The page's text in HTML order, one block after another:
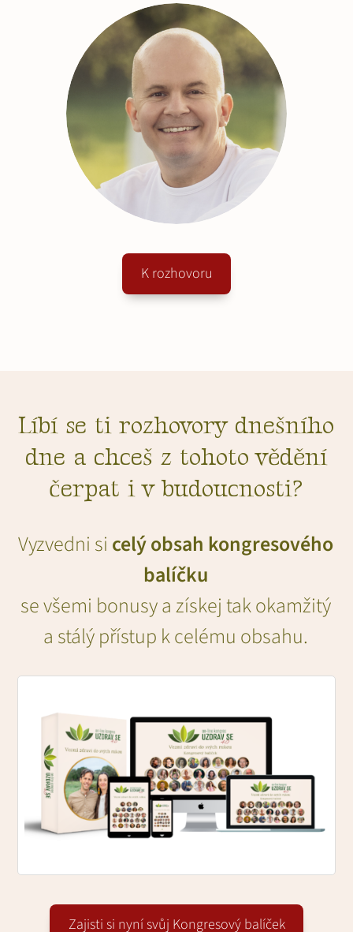
K rozhovoru
Líbí se ti rozhovory dnešního
dne a chceš z tohoto vědění
čerpat i v budoucnosti?
Vyzvedni si celý obsah kongresového
balíčku
se všemi bonusy a získej tak okamžitý
a stálý přístup k celému obsahu.
Zajisti si nyní svůj Kongresový balíček